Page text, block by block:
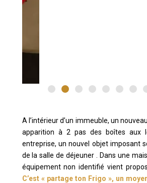
A l’intérieur d’un immeuble, un
apparition à 2 pas des boîtes aux
entreprise, un nouvel objet imposant
de la salle de déjeuner . Dans une
équipement non identifié vient
C’est « partage ton Frigo », un